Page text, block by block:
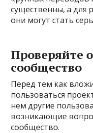
существенны, а для
они могут стать
Проверяйте
сообщество
Перед тем как
пользоваться
нем другие
возникающие
сообщество.